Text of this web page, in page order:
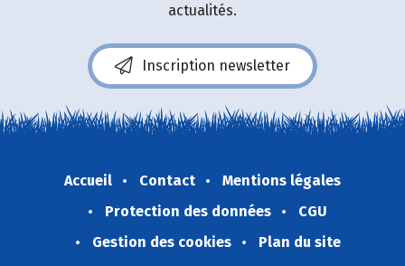
actualités.
Inscription newsletter
Accueil Contact
Mentions légales
Protection des données
CGU
Gestion des cookies
Plan du site